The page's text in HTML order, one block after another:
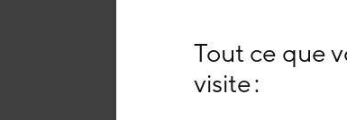
Tout ce que
visite :